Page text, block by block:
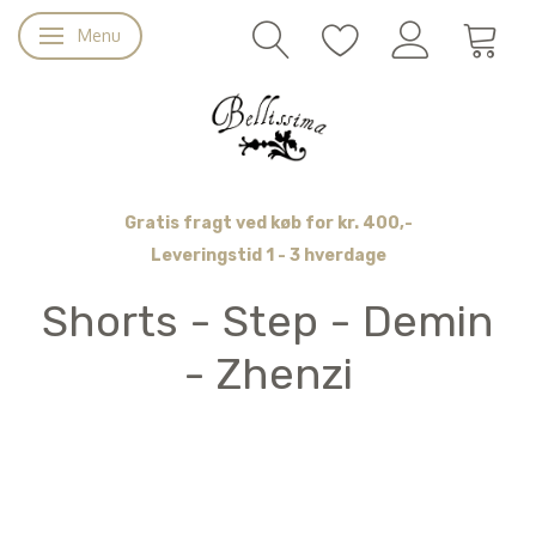
Skifte navigation
Menu
Gratis fragt ved køb for kr. 400,-
Leveringstid 1 - 3 hverdage
Shorts - Step - Demin
- Zhenzi